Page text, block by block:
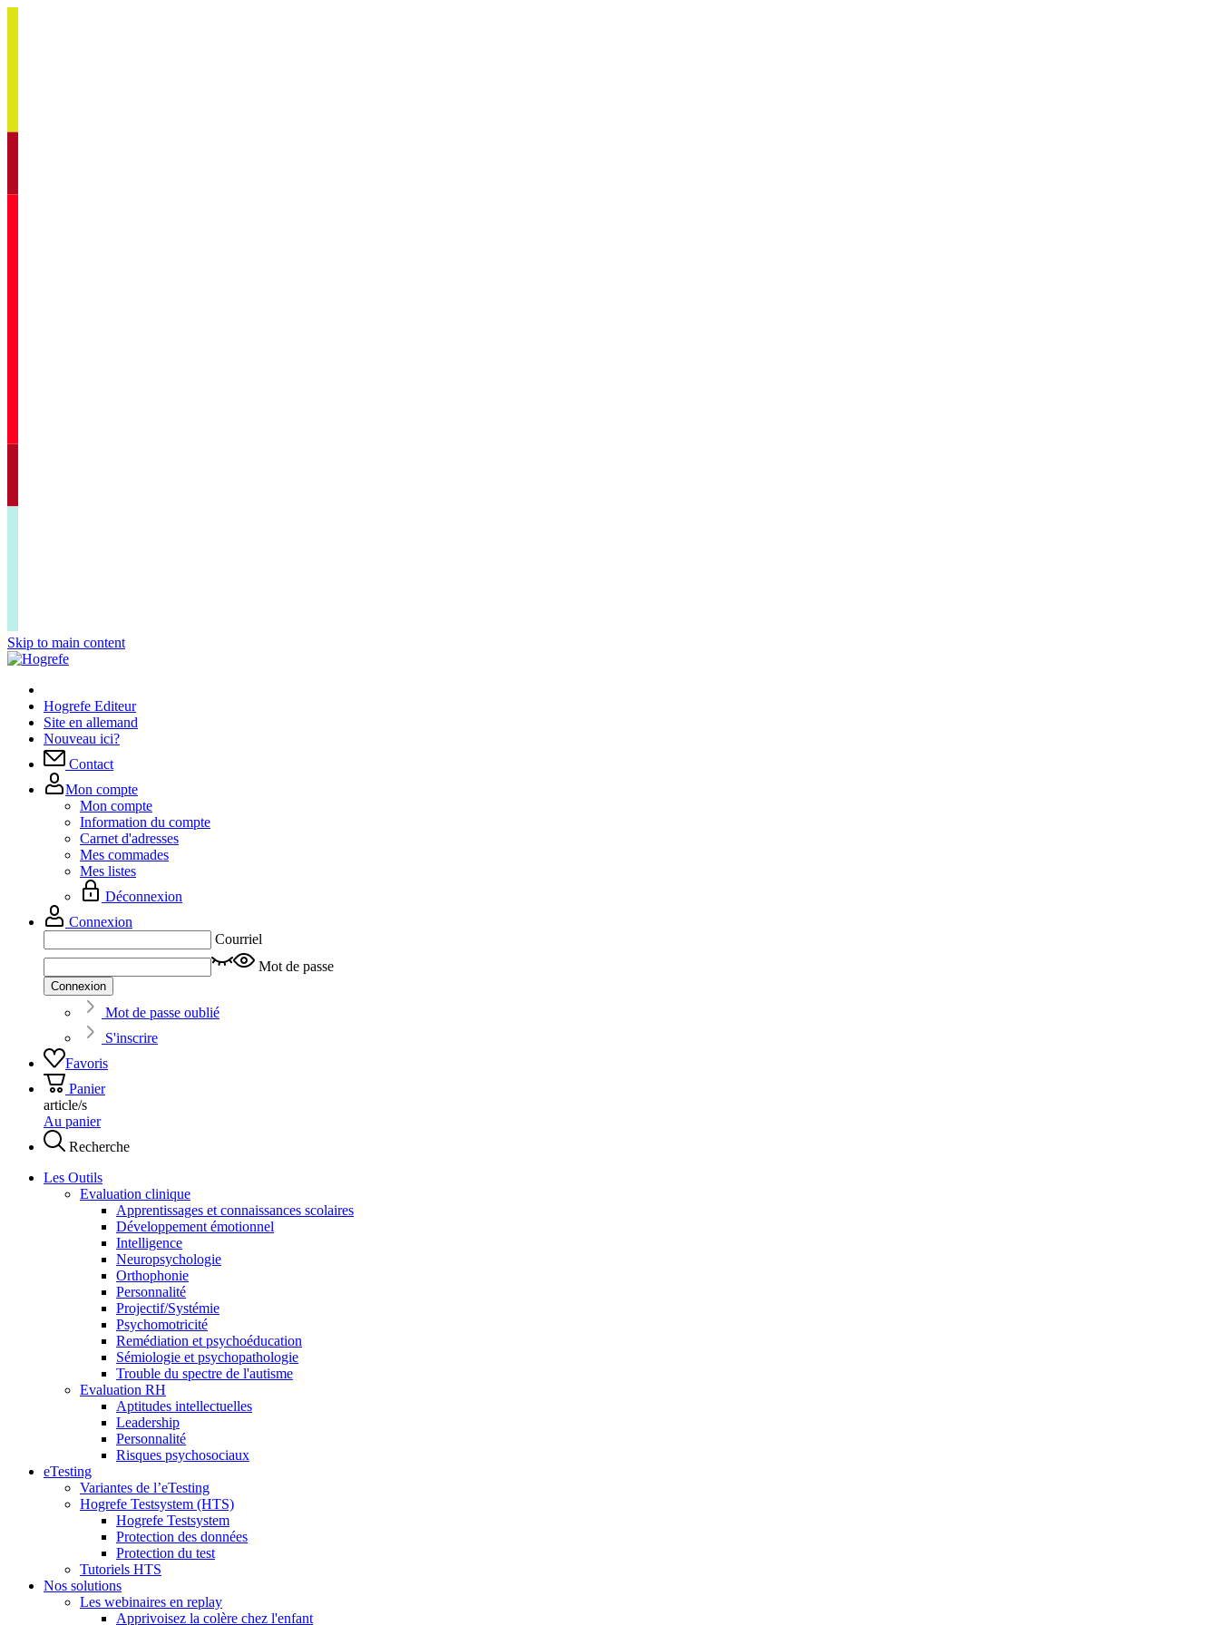
Skip to main content
Hogrefe Editeur
Site en allemand
Nouveau ici?
Contact
Mon compte
Mon compte
Information du compte
Carnet d'adresses
Mes commades
Mes listes
Déconnexion
Connexion
Courriel
Mot de passe
Connexion
Mot de passe oublié
S'inscrire
Favoris
Panier
article/s
Au panier
Recherche
Les Outils
Evaluation clinique
Apprentissages et connaissances scolaires
Développement émotionnel
Intelligence
Neuropsychologie
Orthophonie
Personnalité
Projectif/Systémie
Psychomotricité
Remédiation et psychoéducation
Sémiologie et psychopathologie
Trouble du spectre de l'autisme
Evaluation RH
Aptitudes intellectuelles
Leadership
Personnalité
Risques psychosociaux
eTesting
Variantes de l’eTesting
Hogrefe Testsystem (HTS)
Hogrefe Testsystem
Protection des données
Protection du test
Tutoriels HTS
Nos solutions
Les webinaires en replay
Apprivoisez la colère chez l'enfant